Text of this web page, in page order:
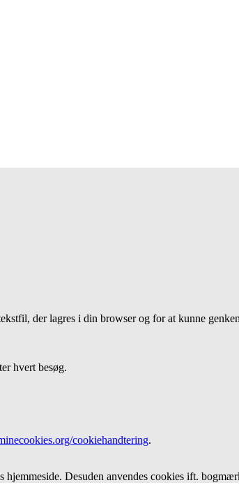
der lagres i din browser og for at kunne
hvert besøg.
cookiehandtering.
Desuden anvendes cookies ift.